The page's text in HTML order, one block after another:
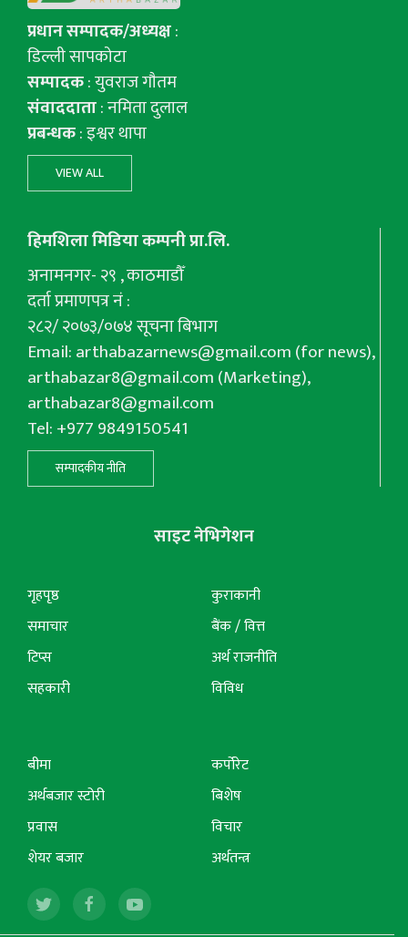
प्रधान सम्पादक/अध्यक्ष:
डिल्ली सापकोटा
सम्पादक: युवराज गाैतम
संवाददाता: नमिता दुलाल
प्रबन्धक: इश्वर थापा
VIEW ALL
हिमशिला मिडिया कम्पनी प्रा.लि.
अनामनगर- २९ , काठमाडौँ
दर्ता प्रमाणपत्र नं :
२८२/ २०७३/०७४ सूचना बिभाग
Email:arthabazarnews@gmail.com(for news),
arthabazar8@gmail.com(Marketing),
arthabazar8@gmail.com
Tel: +977 9849150541
सम्पादकीय नीति
साइट नेभिगेशन
गृहपृष्ठ
समाचार
टिप्स
सहकारी
कुराकानी
बैंक / वित्त
अर्थ राजनीति
विविध
बीमा
अर्थबजार स्टोरी
प्रवास
शेयर बजार
कर्पोरेट
बिशेष
विचार
अर्थतन्त्र